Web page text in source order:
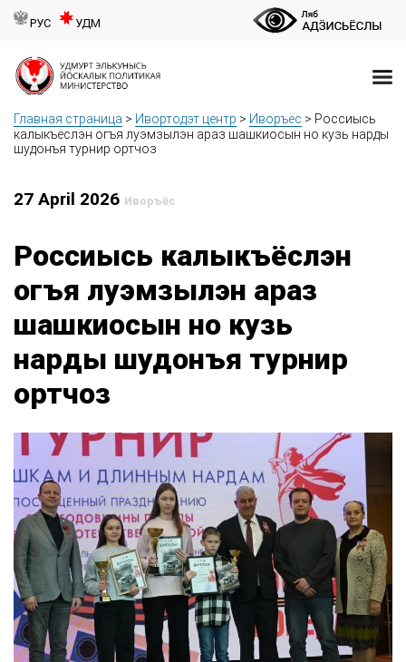
РУС УДМ
Главная страница > Ивортодэт центр > Иворъёс > Россиысь
калыкъёслэн огъя луэмзылэн араз шашкиосын но кузь нарды
шудонъя турнир ортчоз
27 April 2026 Иворъёс
Россиысь калыкъёслэн
огъя луэмзылэн араз
шашкиосын но кузь
нарды шудонъя турнир
ортчоз